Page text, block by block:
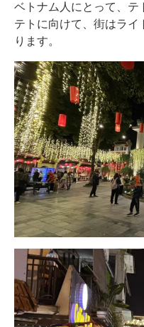
ベトナム人にとって、テ
テトに向けて、街はライ
ります。